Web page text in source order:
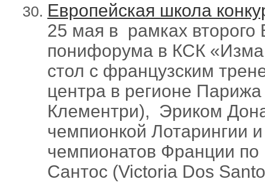
Европейская школа
25 мая в рамках второго
понифорума в КСК
стол с французским
центра в регионе
Клементри), Эриком
чемпионкой Лотарингии
чемпионатов Франции по
Сантос (Victoria Dos